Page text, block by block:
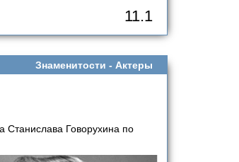
11.1
Знаменитости - Актеры
Говорухина по